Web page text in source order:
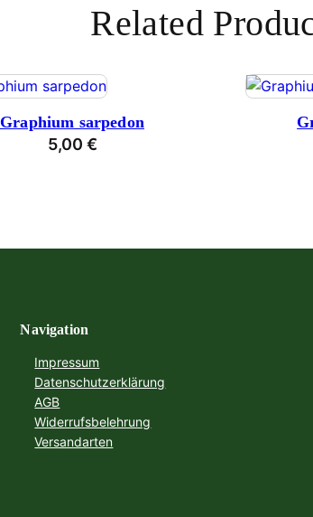
Related
Graphium sarpedon
5,00 €
Navigation
Impressum
Datenschutzerklärung
AGB
Widerrufsbelehrung
Versandarten